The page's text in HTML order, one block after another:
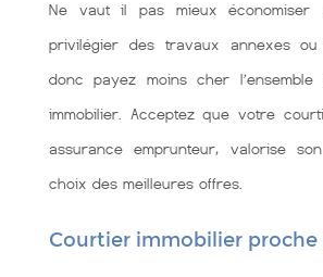
Ne vaut il pas mieux économiser
privilégier des travaux annexes ou
donc payez moins cher
immobilier. Acceptez que votre
assurance emprunteur, valorise
choix des meilleures offres.
Courtier immobilier